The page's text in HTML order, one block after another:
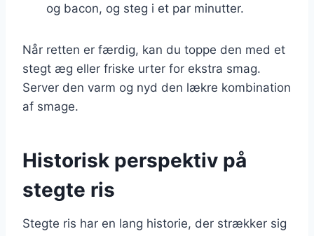
og bacon, og steg i et par minutter.
Når retten er færdig, kan du toppe den med et
stegt æg eller friske urter for ekstra smag.
Server den varm og nyd den lækre kombination
af smage.
Historisk perspektiv på
stegte ris
Stegte ris har en lang historie, der strækker sig